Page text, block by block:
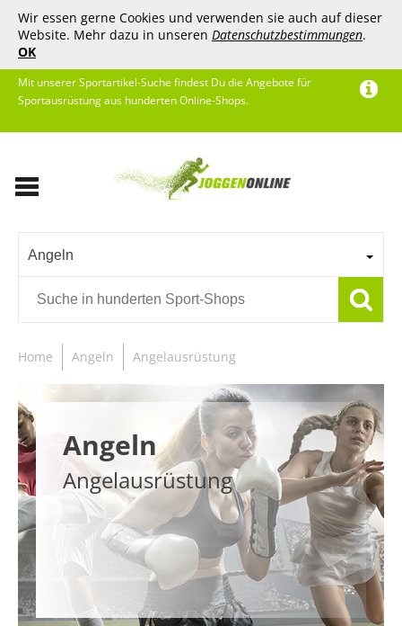
Wir essen gerne Cookies und verwenden sie auch auf dieser
Website. Mehr dazu in unseren Datenschutzbestimmungen.
OK
Mit unserer Sportartikel-Suche findest Du die Angebote für
Sportausrüstung aus hunderten Online-Shops.
Angeln
Home Angeln Angelausrüstung
Angeln
Angelausrüstung